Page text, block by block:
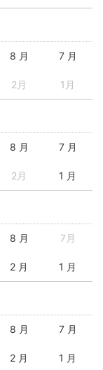
8 月 7 月
2月 1月
8 月 7 月
2月 1 月
8 月 7月
2 月 1 月
8 月 7 月
2 月 1 月